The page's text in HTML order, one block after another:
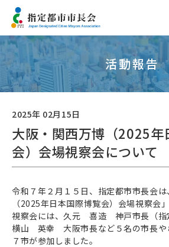
活動報告
2025年 02月15日
大阪・関西万博（2025年
会）会場視察会について
令和７年２月１５日、指定都市市長会
（2025年日本国際博覧会）会場視察会
視察会には、久元 喜造 神戸市長（指
横山 英幸 大阪市長など５名の市長や
７市が参加しました。